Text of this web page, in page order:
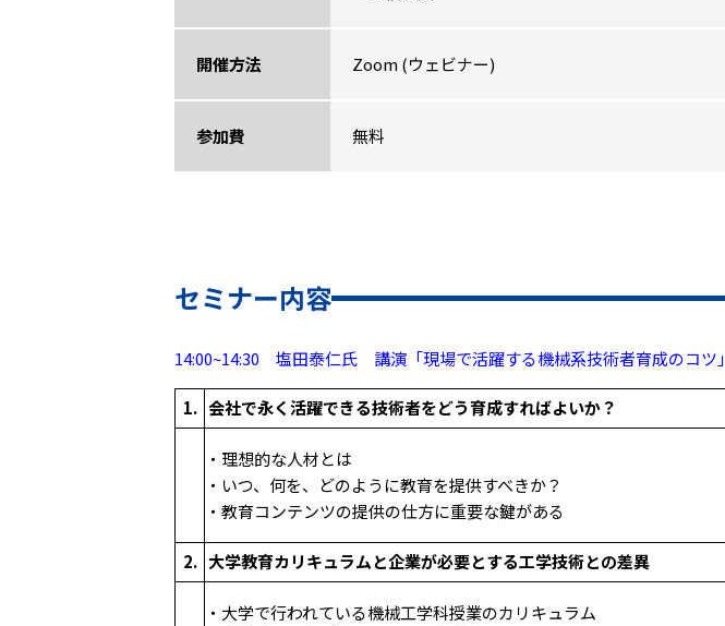
開催方法 Zoom (ウェビナー)
参加費 無料
セミナー内容
14:00~14:30 塩田泰仁氏 講演「現場で活躍する機械系技術者育成のコツ」
1. 会社で永く活躍できる技術者をどう育成すればよいか？
・理想的な人材とは
・いつ、何を、どのように教育を提供すべきか？
・教育コンテンツの提供の仕方に重要な鍵がある
2. 大学教育カリキュラムと企業が必要とする工学技術との差異
・大学で行われている機械工学科授業のカリキュラム